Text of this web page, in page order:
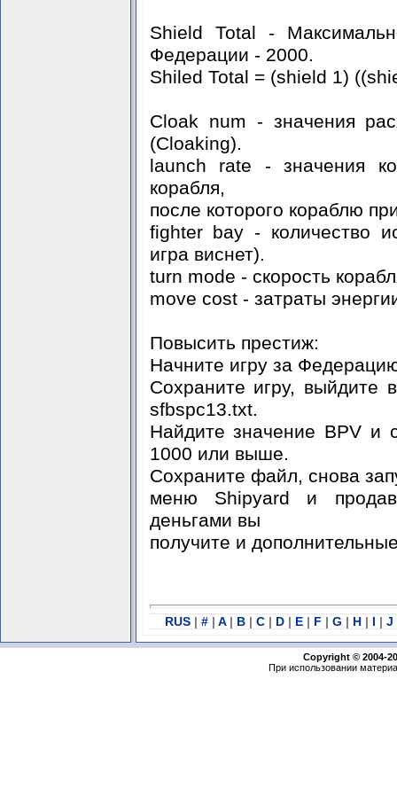
Shield Total -
Федерации - 2000.
Shiled Total = (shield 1)
Cloak num - значения
(Cloaking).
launch rate - значения
корабля,
после которого кораблю
fighter bay - количество
игра виснет).
turn mode - скорость
move cost - затраты
Повысить престиж:
Начните игру за
Сохраните игру, выйдите
sfbspc13.txt.
Найдите значение BPV и
1000 или выше.
Сохраните файл, снова
меню Shipyard и
деньгами вы
получите и
RUS | # | A | B | C | D | E | F | G | H | I | J
Copyright © 2004-
При использовании